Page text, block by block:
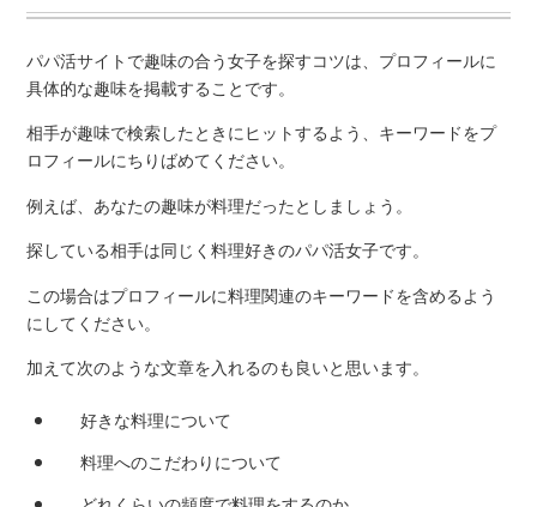
パパ活サイトで趣味の合う女子を探すコツは、プロフィールに
具体的な趣味を掲載することです。
相手が趣味で検索したときにヒットするよう、キーワードをプ
ロフィールにちりばめてください。
例えば、あなたの趣味が料理だったとしましょう。
探している相手は同じく料理好きのパパ活女子です。
この場合はプロフィールに料理関連のキーワードを含めるよう
にしてください。
加えて次のような文章を入れるのも良いと思います。
好きな料理について
料理へのこだわりについて